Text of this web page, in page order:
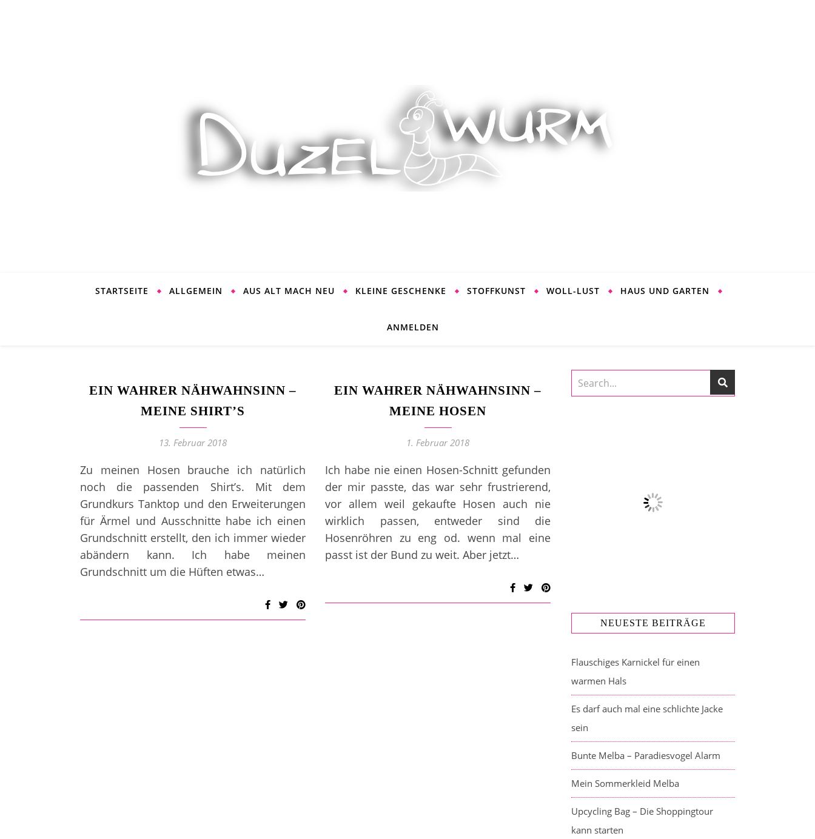
STARTSEITE ALLGEMEIN AUS ALT MACH NEU KLEINE GESCHENKE STOFFKUNST WOLL-LUST HAUS UND GARTEN
ANMELDEN
EIN WAHRER NÄHWAHNSINN –
MEINE SHIRT’S
13. Februar 2018
Zu meinen Hosen brauche ich natürlich
noch die passenden Shirt’s. Mit dem
Grundkurs Tanktop und den Erweiterungen
für Ärmel und Ausschnitte habe ich einen
Grundschnitt erstellt, den ich immer wieder
abändern kann. Ich habe meinen
Grundschnitt um die Hüften etwas…
EIN WAHRER NÄHWAHNSINN –
MEINE HOSEN
1. Februar 2018
Ich habe nie einen Hosen-Schnitt gefunden
der mir passte, das war sehr frustrierend,
vor allem weil gekaufte Hosen auch nie
wirklich passen, entweder sind die
Hosenröhren zu eng od. wenn mal eine
passt ist der Bund zu weit. Aber jetzt…
NEUESTE BEITRÄGE
Flauschiges Karnickel für einen
warmen Hals
Es darf auch mal eine schlichte Jacke
sein
Bunte Melba – Paradiesvogel Alarm
Mein Sommerkleid Melba
Upcycling Bag – Die Shoppingtour
kann starten